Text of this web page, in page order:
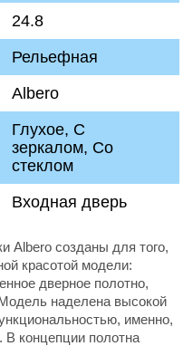
24.8
Рельефная
Albero
Глухое, С
зеркалом, Со
стеклом
Входная дверь
Albero созданы для того,
красотой модели:
дверное полотно,
наделена высокой
именно,
В концепции полотна